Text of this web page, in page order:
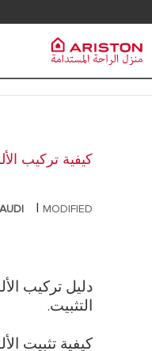
خدمة العملاء
المجموعة
سخانات المياه الكهربائية
كيفية تركيب
| MODIFIED: ٢٤ يناير ٢٠٢٢
دليل تركيب
التثبيت.
كيفية تثبيت